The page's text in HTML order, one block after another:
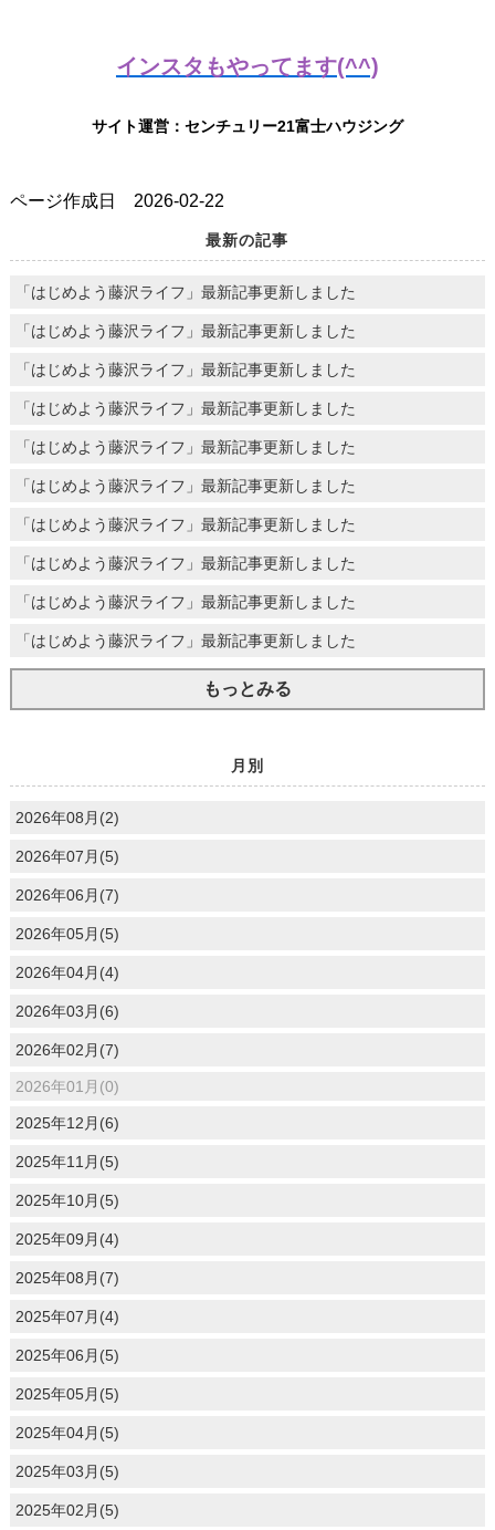
インスタもやってます(^^)
サイト運営：センチュリー21富士ハウジング
ページ作成日 2026-02-22
最新の記事
「はじめよう藤沢ライフ」最新記事更新しました
「はじめよう藤沢ライフ」最新記事更新しました
「はじめよう藤沢ライフ」最新記事更新しました
「はじめよう藤沢ライフ」最新記事更新しました
「はじめよう藤沢ライフ」最新記事更新しました
「はじめよう藤沢ライフ」最新記事更新しました
「はじめよう藤沢ライフ」最新記事更新しました
「はじめよう藤沢ライフ」最新記事更新しました
「はじめよう藤沢ライフ」最新記事更新しました
「はじめよう藤沢ライフ」最新記事更新しました
もっとみる
月別
2026年08月(2)
2026年07月(5)
2026年06月(7)
2026年05月(5)
2026年04月(4)
2026年03月(6)
2026年02月(7)
2026年01月(0)
2025年12月(6)
2025年11月(5)
2025年10月(5)
2025年09月(4)
2025年08月(7)
2025年07月(4)
2025年06月(5)
2025年05月(5)
2025年04月(5)
2025年03月(5)
2025年02月(5)